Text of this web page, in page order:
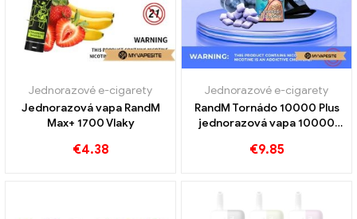
Jednorazové e-cigarety
Jednorazová vapa RandM
Max+ 1700 Vlaky
€4.38
Jednorazové e-cigarety
RandM Tornádo 10000 Plus
jednorazová vapa 10000
€9.85